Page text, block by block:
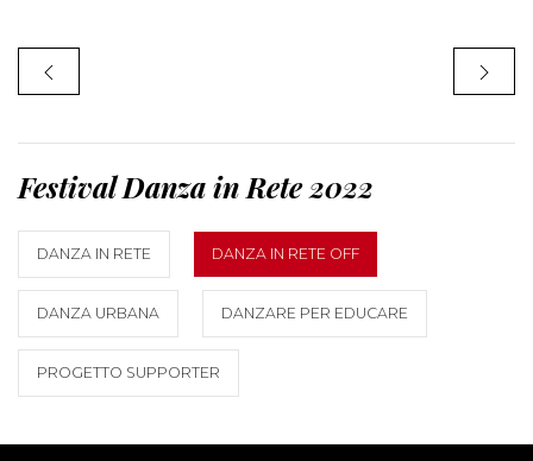
Festival Danza in Rete 2022
DANZA IN RETE DANZA IN RETE OFF
DANZA URBANA DANZARE PER EDUCARE
PROGETTO SUPPORTER